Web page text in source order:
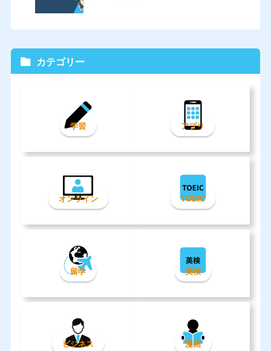
カテゴリー
学習 アプリ
オンライン TOEIC
留学 英検
ビジネス 漫画